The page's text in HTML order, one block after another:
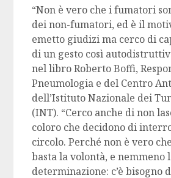
“Non è vero che i fumatori
dei non-fumatori, ed è il
emetto giudizi ma cerco di
di un gesto così
nel libro Roberto Boffi,
Pneumologia e del Centro
dell’Istituto Nazionale dei
(INT). “Cerco anche di non
coloro che decidono di
circolo. Perché non è vero
basta la volontà, e nemmeno
determinazione: c’è bisogno